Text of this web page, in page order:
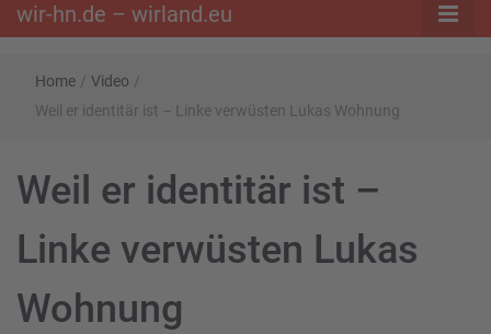
wir-hn.de – wirland.eu
Home / Video /
Weil er identitär ist – Linke verwüsten Lukas Wohnung
Weil er identitär ist –
Linke verwüsten Lukas
Wohnung